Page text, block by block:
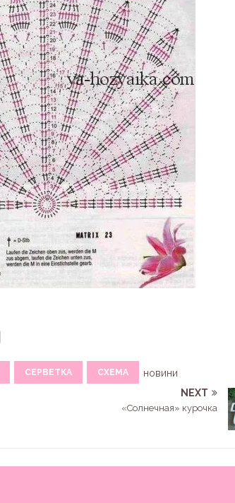
СЕРВЕТКА СХЕМА
новини
NEXT
«Солнечная» курочка